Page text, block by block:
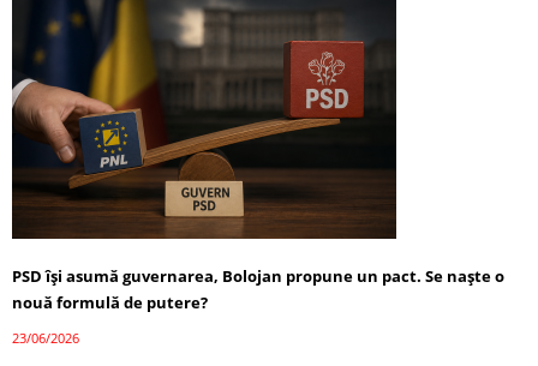
PSD își asumă guvernarea, Bolojan propune un pact. Se naște o
nouă formulă de putere?
23/06/2026